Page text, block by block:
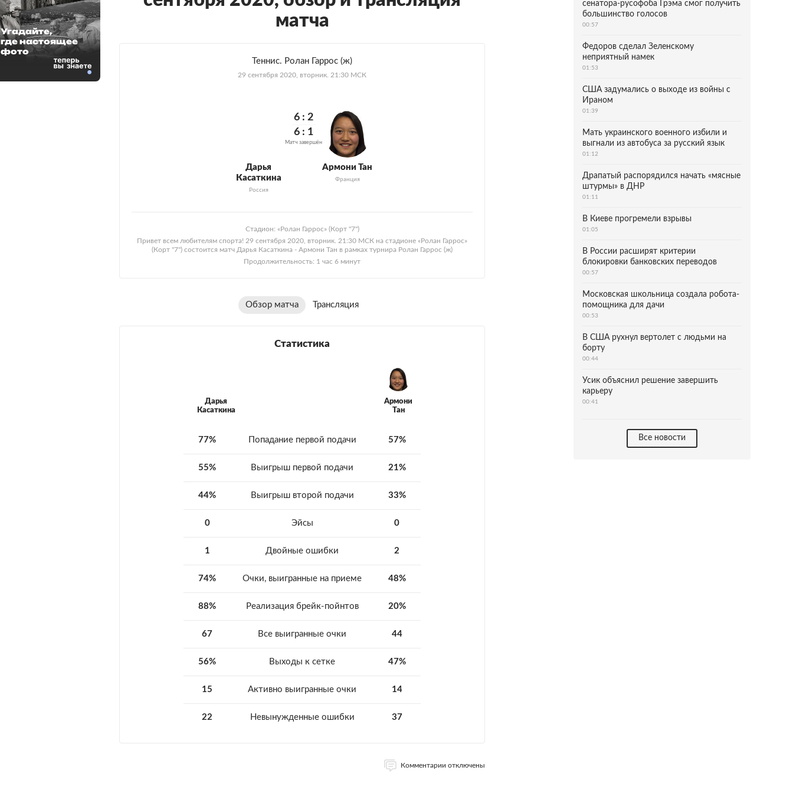
матча
Теннис. Ролан Гаррос (ж)
29 сентября 2020, вторник. 21:30 МСК
Дарья
Касаткина
Россия
6: 2
6: 1
Матч завершён
Армони Тан
Франция
Стадион: «Ролан Гаррос» (Корт "7")
Привет всем любителям спорта! 29 сентября 2020, вторник. 21:30 МСК на стадионе «Ролан Гаррос»
(Корт "7") состоится матч Дарья Касаткина - Армони Тан в рамках турнира Ролан Гаррос (ж)
Продолжительность: 1 час 6 минут
Обзор матча Трансляция
Статистика
Дарья
Касаткина
Армони
Тан
77% Попадание первой подачи 57%
55% Выигрыш первой подачи 21%
44% Выигрыш второй подачи 33%
0 Эйсы 0
1 Двойные ошибки 2
74% Очки, выигранные на приеме 48%
88% Реализация брейк-пойнтов 20%
67 Все выигранные очки 44
56% Выходы к сетке 47%
15 Активно выигранные очки 14
22 Невынужденные ошибки 37
Комментарии отключены
Угадайте,
где настоящее
фото
сенатора-русофоба Грэма смог получить
большинство голосов
00:57
Федоров сделал Зеленскому
неприятный намек
01:53
США задумались о выходе из войны с
Ираном
01:39
Мать украинского военного избили и
выгнали из автобуса за русский язык
01:12
Драпатый распорядился начать «мясные
штурмы» в ДНР
01:11
В Киеве прогремели взрывы
01:05
В России расширят критерии
блокировки банковских переводов
00:57
Московская школьница создала робота-
помощника для дачи
00:53
В США рухнул вертолет с людьми на
борту
00:44
Усик объяснил решение завершить
карьеру
00:41
Все новости